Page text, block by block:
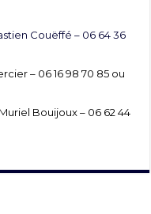
Couëffé – 06 64 36
– 06 16 98 70 85 ou
Bouijoux – 06 62 44